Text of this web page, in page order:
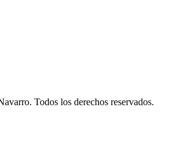
Todos los derechos reservados.